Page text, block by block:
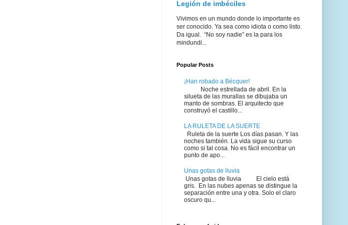
Legión de imbéciles
Vivimos en un mundo donde lo importante es
ser conocido. Ya sea como idiota o como listo.
Da igual. “No soy nadie” es la para los
mindundi...
Popular Posts
¡Han robado a Bécquer!
Noche estrellada de abril. En la
silueta de las murallas se dibujaba un
manto de sombras. El arquitecto que
construyó el castillo...
LA RULETA DE LA SUERTE
Ruleta de la suerte Los días pasan. Y las
noches también. La vida sigue su curso
como si tal cosa. No es fácil encontrar un
punto de apo...
Unas gotas de lluvia
Unas gotas de lluvia El cielo está
gris. En las nubes apenas se distingue la
separación entre una y otra. Solo el claro
oscuro qu...